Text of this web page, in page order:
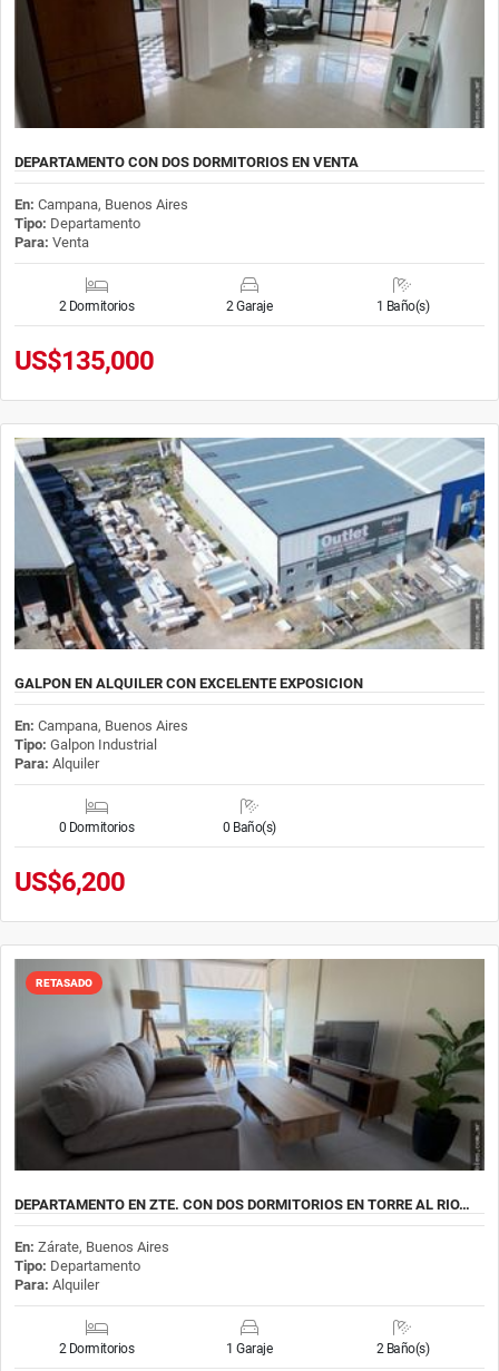
DEPARTAMENTO CON DOS DORMITORIOS EN VENTA
En: Campana, Buenos Aires
Tipo: Departamento
Para: Venta
2 Dormitorios 2 Garaje 1 Baño(s)
US$135,000
GALPON EN ALQUILER CON EXCELENTE EXPOSICION
En: Campana, Buenos Aires
Tipo: Galpon Industrial
Para: Alquiler
0 Dormitorios 0 Baño(s)
US$6,200
RETASADO
DEPARTAMENTO EN ZTE. CON DOS DORMITORIOS EN TORRE AL RIO…
En: Zárate, Buenos Aires
Tipo: Departamento
Para: Alquiler
2 Dormitorios 1 Garaje 2 Baño(s)